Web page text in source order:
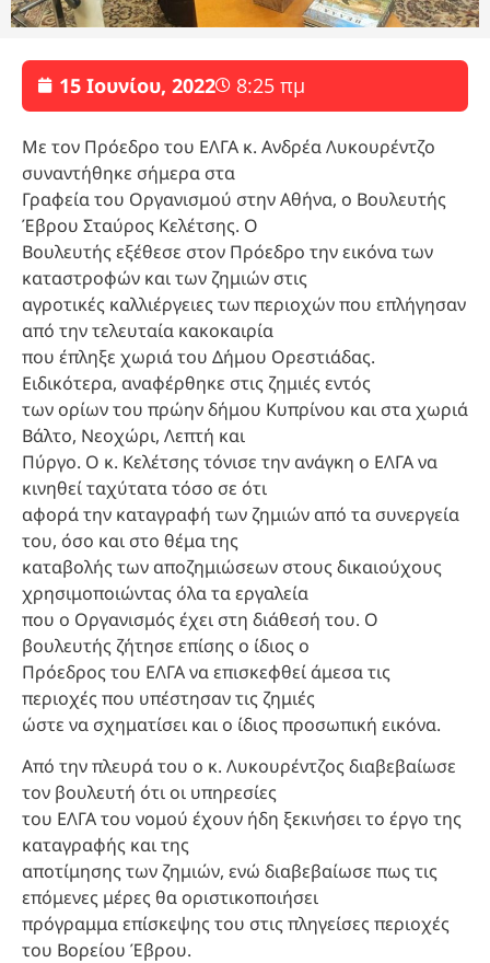
15 Ιουνίου, 2022 8:25 πμ
Με τον Πρόεδρο του ΕΛΓΑ κ. Ανδρέα Λυκουρέντζο
συναντήθηκε σήμερα στα
Γραφεία του Οργανισμού στην Αθήνα, ο Βουλευτής
Έβρου Σταύρος Κελέτσης. Ο
Βουλευτής εξέθεσε στον Πρόεδρο την εικόνα των
καταστροφών και των ζημιών στις
αγροτικές καλλιέργειες των περιοχών που επλήγησαν
από την τελευταία κακοκαιρία
που έπληξε χωριά του Δήμου Ορεστιάδας.
Ειδικότερα, αναφέρθηκε στις ζημιές εντός
των ορίων του πρώην δήμου Κυπρίνου και στα χωριά
Βάλτο, Νεοχώρι, Λεπτή και
Πύργο. Ο κ. Κελέτσης τόνισε την ανάγκη ο ΕΛΓΑ να
κινηθεί ταχύτατα τόσο σε ότι
αφορά την καταγραφή των ζημιών από τα συνεργεία
του, όσο και στο θέμα της
καταβολής των αποζημιώσεων στους δικαιούχους
χρησιμοποιώντας όλα τα εργαλεία
που ο Οργανισμός έχει στη διάθεσή του. Ο
βουλευτής ζήτησε επίσης ο ίδιος ο
Πρόεδρος του ΕΛΓΑ να επισκεφθεί άμεσα τις
περιοχές που υπέστησαν τις ζημιές
ώστε να σχηματίσει και ο ίδιος προσωπική εικόνα.
Από την πλευρά του ο κ. Λυκουρέντζος διαβεβαίωσε
τον βουλευτή ότι οι υπηρεσίες
του ΕΛΓΑ του νομού έχουν ήδη ξεκινήσει το έργο της
καταγραφής και της
αποτίμησης των ζημιών, ενώ διαβεβαίωσε πως τις
επόμενες μέρες θα οριστικοποιήσει
πρόγραμμα επίσκεψης του στις πληγείσες περιοχές
του Βορείου Έβρου.